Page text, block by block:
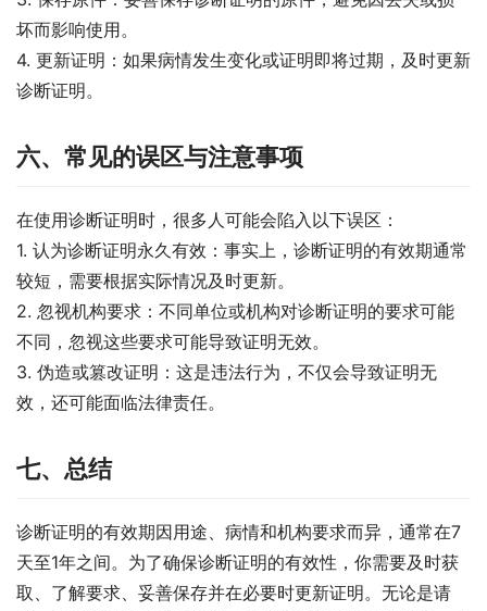
坏而影响使用。
4. 更新证明：如果病情发生变化或证明即将过期，及时更新
诊断证明。
六、常见的误区与注意事项
在使用诊断证明时，很多人可能会陷入以下误区：
1. 认为诊断证明永久有效：事实上，诊断证明的有效期通常
较短，需要根据实际情况及时更新。
2. 忽视机构要求：不同单位或机构对诊断证明的要求可能
不同，忽视这些要求可能导致证明无效。
3. 伪造或篡改证明：这是违法行为，不仅会导致证明无
效，还可能面临法律责任。
七、总结
诊断证明的有效期因用途、病情和机构要求而异，通常在7
天至1年之间。为了确保诊断证明的有效性，你需要及时获
取、了解要求、妥善保存并在必要时更新证明。无论是请